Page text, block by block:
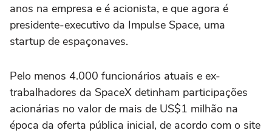
anos na empresa e é acionista, e que agora é
presidente-executivo da Impulse Space, uma
startup de espaçonaves.
Pelo menos 4.000 funcionários atuais e ex-
trabalhadores da SpaceX detinham participações
‌acionárias no valor de mais de US$1 milhão na
época da oferta pública inicial, de acordo com o site